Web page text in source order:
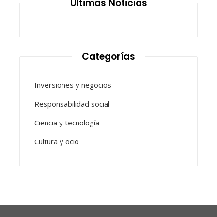
Últimas Noticias
Categorías
Inversiones y negocios
Responsabilidad social
Ciencia y tecnología
Cultura y ocio